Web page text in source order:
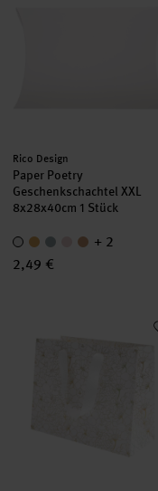
Hersteller:
Rico Design
Paper Poetry
Geschenkschachtel XXL
8x28x40cm 1 Stück
+ 2
2,49 €
Geschenktüte Blumen